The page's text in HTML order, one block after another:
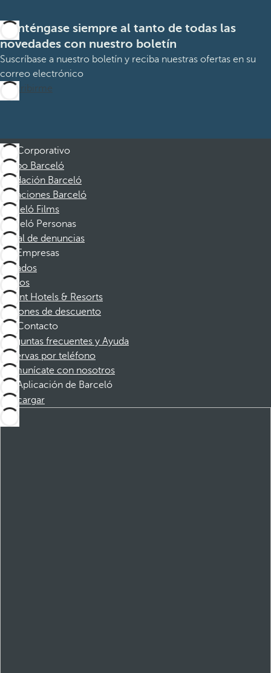
Manténgase siempre al tanto de todas las
novedades con nuestro boletín
Suscríbase a nuestro boletín y reciba nuestras ofertas en su
correo electrónico
Suscribirme
Corporativo
Grupo Barceló
Fundación Barceló
Vacaciones Barceló
Barceló Films
Barceló Personas
Canal de denuncias
Empresas
Afiliados
Socios
Dorint Hotels & Resorts
Cupones de descuento
Contacto
Preguntas frecuentes y Ayuda
Reservas por teléfono
Comunícate con nosotros
Aplicación de Barceló
Descargar